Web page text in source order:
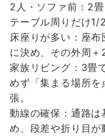
2人・ソファ前：2
テーブル周りだけ1/
床座りが多い：座
に決め、その外周＋
家族リビング：3畳
めず「集まる場所
張。
動線の確保：通路は
め、段差や折り目が